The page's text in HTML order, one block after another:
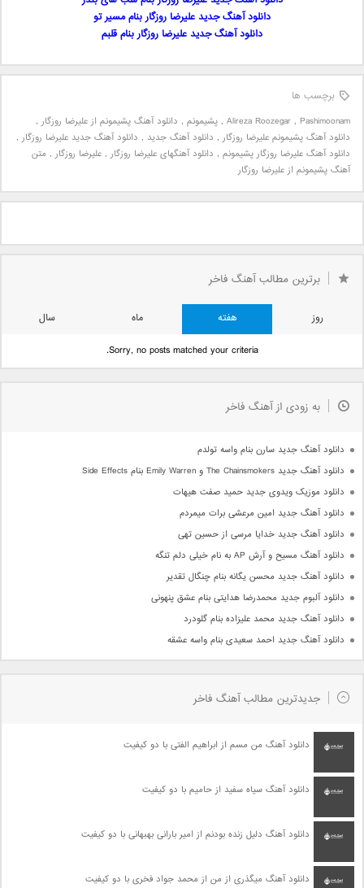
دانلود آهنگ جدید علیرضا روزگار بنام مسیر تو
دانلود آهنگ جدید علیرضا روزگار بنام قلبم
برچسب ها
Alireza Roozegar , Pashimoonam
, پشیمونم , دانلود آهنگ پشیمونم از علیرضا روزگار,
دانلود آهنگ پشیمونم علیرضا روزگار, دانلود آهنگ جدید , دانلود آهنگ جدید علیرضا روزگار,
دانلود آهنگ علیرضا روزگار پشیمونم , دانلود آهنگهای علیرضا روزگار, علیرضا روزگار, متن
آهنگ پشیمونم از علیرضا روزگار
برترین مطالب آهنگ فاخر
روز هفته ماه
سال
Sorry, no posts matched your criteria.
به زودی از آهنگ فاخر
دانلود آهنگ جدید سارن بنام واسه تولدم
دانلود آهنگ جدید The Chainsmokers و Emily Warren بنام Side Effects
دانلود موزیک ویدوی جدید حمید صفت هیهات
دانلود آهنگ جدید امین مرعشی برات میمردم
دانلود آهنگ جدید خدایا مرسی از حسین تهی
دانلود آهنگ مسیح و آرش AP به نام خیلی دلم تنگه
دانلود آهنگ جدید محسن یگانه بنام چنگال تقدیر
دانلود آلبوم جدید محمدرضا هدایتی بنام عشق پنهونی
دانلود آهنگ جدید محمد علیزاده بنام گلودرد
دانلود آهنگ جدید احمد سعیدی بنام واسه عشقه
جدیدترین مطالب آهنگ فاخر
دانلود آهنگ من مسم از ابراهیم الفتی با دو کیفیت
دانلود آهنگ سیاه سفید از حامیم با دو کیفیت
دانلود آهنگ دلیل زنده بودنم از امیر بارانی بهبهانی با دو کیفیت
دانلود آهنگ میگذری از من از محمد جواد فخری با دو کیفیت